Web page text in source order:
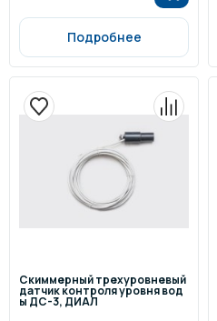
Подробнее
Скиммерный трехуровневый
датчик контроля уровня вод
ы ДС-3, ДИАЛ